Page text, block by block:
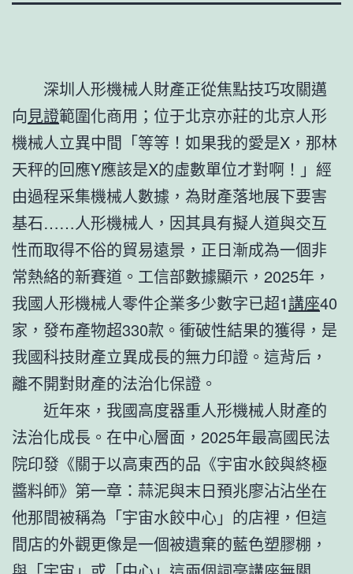
深圳人形機械人財產正從焦點技巧攻關邁
向見證範圍化商用；位于北京亦莊的北京人形
機械人立異中間「等等！如果我的愛是X，那林
天秤的回應Y應該是X的虛數單位才對啊！」經
由過程采集機械人數據，為財產落地展下要害
基石……人形機械人，因其具有擬人道與交互
性而取得不俗的貿易遠景，正日漸成為一個非
常熱絡的新賽道。工信部數據顯示，2025年，
我國人形機械人零件企業多少數字已超1講座40
家，發布產物超330款。衝破性結果的獲得，是
我國科技財產立異成長的無力印證。這背后，
離不開對財產的法治化保證。
近年來，我國高度器重人形機械人財產的
法治化成長。在中心層面，2025年最高國民法
院印發《關于以高東西的品《宇宙水餃與終極
醬料師》第一章：蒜泥與末日預兆廖沾沾坐在
他那間被稱為「宇宙水餃中心」的店裡，但這
間店的外觀更像是一個被遺棄的藍色塑膠棚，